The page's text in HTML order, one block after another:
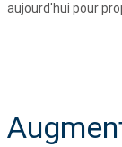
aujourd'hui pour